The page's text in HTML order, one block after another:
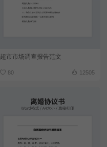
超市市场调查报告范文
80 12505